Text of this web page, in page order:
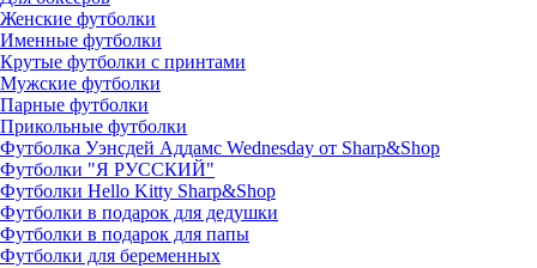
Женские футболки
Именные футболки
Крутые футболки с принтами
Мужские футболки
Парные футболки
Прикольные футболки
Футболка Уэнсдей Аддамс Wednesday от Sharp&Shop
Футболки "Я РУССКИЙ"
Футболки Hello Kitty Sharp&Shop
Футболки в подарок для дедушки
Футболки в подарок для папы
Футболки для беременных